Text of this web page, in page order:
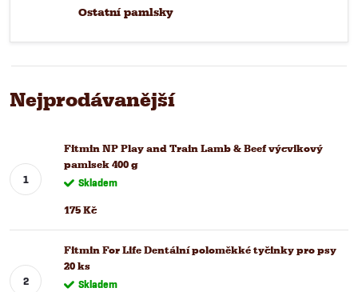
Ostatní pamlsky
Nejprodávanější
Fitmin NP Play and Train Lamb & Beef výcvikový
pamlsek 400 g
Skladem
175 Kč
Fitmin For Life Dentální poloměkké tyčinky pro psy
20 ks
Skladem